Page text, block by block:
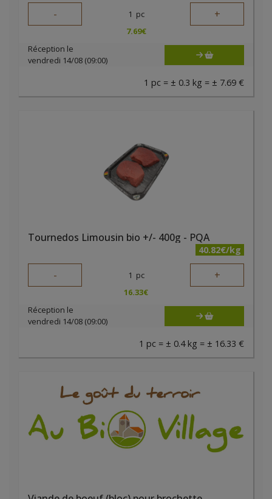
- 1 pc +
7.69€
Réception le
vendredi 14/08 (09:00)
1 pc = ± 0.3 kg = ± 7.69 €
Tournedos Limousin bio +/- 400g - PQA
40.82€/kg
- 1 pc +
16.33€
Réception le
vendredi 14/08 (09:00)
1 pc = ± 0.4 kg = ± 16.33 €